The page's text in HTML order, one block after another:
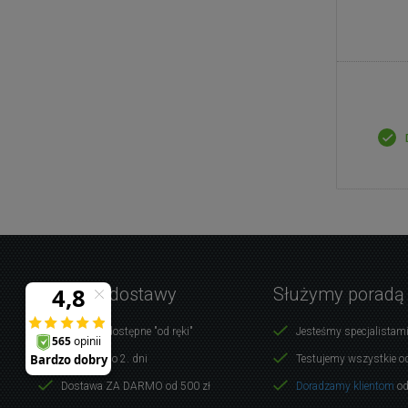
Warunki dostawy
Produkty dostępne "od ręki"
Dostawa do 2. dni
Dostawa ZA DARMO od 500 zł
Służymy poradą
Jesteśmy
Testujemy wszystkie
Doradzamy klientom